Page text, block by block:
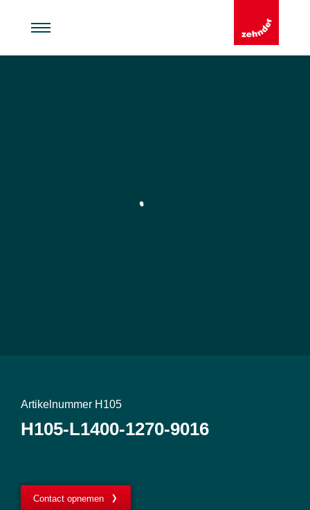
Artikelnummer H105
H105-L1400-1270-9016
Contact opnemen